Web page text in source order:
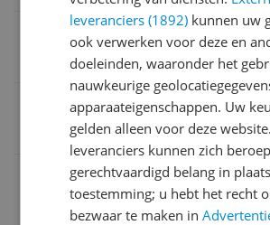
Product lengte
Locatie snoer
Afneembare kabel
Type deken
Elektrische beddenpan
leveranciers (1892) kunnen uw
ook verwerken voor deze en
doeleinden, waaronder het
nauwkeurige
apparaateigenschappen. Uw
gelden alleen voor deze
leveranciers kunnen zich
gerechtvaardigd belang in
toestemming; u hebt het recht
bezwaar te maken in